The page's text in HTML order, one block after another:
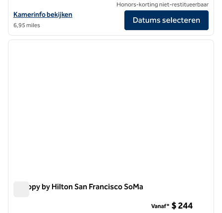
Bekijk hoteldetails voor Hilton San Francisco Financial District
Kamerinfo bekijken
6,95 miles
Honors-korting niet-restitueerbaar
Datums selecteren
1/12
1 van 12
Canopy by Hilton San Francisco SoMa
Vanaf* $ 244